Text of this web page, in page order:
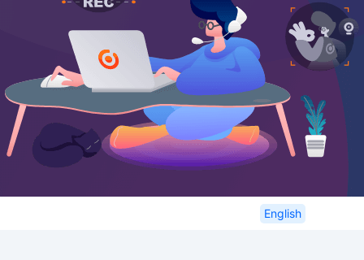
おすすめの録画ソフト
ヘルプガイド
あなたの問題を解決
オンラインチャット
何でも聞いてください
English